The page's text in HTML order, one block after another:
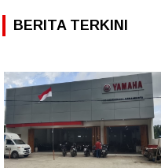
BERITA TERKINI